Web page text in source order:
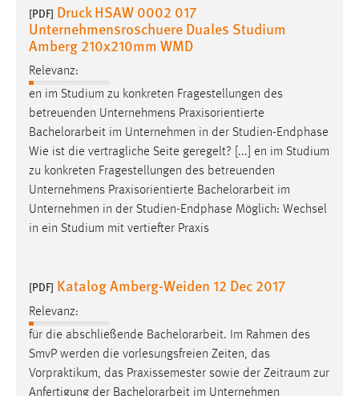
[PDF] Druck HSAW 0002 017
Unternehmensroschuere Duales Studium
Amberg 210x210mm WMD
Relevanz:
en im Studium zu konkreten Fragestellungen des
betreuenden Unternehmens Praxisorientierte
Bachelorarbeit im Unternehmen in der Studien-Endphase
Wie ist die vertragliche Seite geregelt? [...] en im Studium
zu konkreten Fragestellungen des betreuenden
Unternehmens Praxisorientierte Bachelorarbeit im
Unternehmen in der Studien-Endphase Möglich: Wechsel
in ein Studium mit vertiefter Praxis
[PDF] Katalog Amberg-Weiden 12 Dec 2017
Relevanz:
für die abschließende Bachelorarbeit. Im Rahmen des
SmvP werden die vorlesungsfreien Zeiten, das
Vorpraktikum, das Praxissemester sowie der Zeitraum zur
Anfertigung der Bachelorarbeit im Unternehmen